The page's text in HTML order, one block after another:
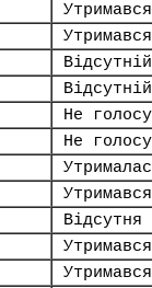
Утримався
Утримався
Відсутній
Відсутній
Не
Не
Утримався
Відсутня
Утримався
Утримався